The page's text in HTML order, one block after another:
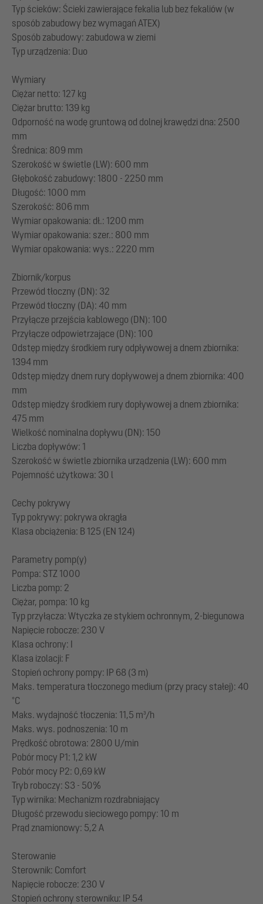
Typ ścieków: Ścieki zawierające fekalia lub bez fekaliów (w
sposób zabudowy bez wymagań ATEX)
Sposób zabudowy: zabudowa w ziemi
Typ urządzenia: Duo
Wymiary
Ciężar netto: 127 kg
Ciężar brutto: 139 kg
Odporność na wodę gruntową od dolnej krawędzi dna: 2500
mm
Średnica: 809 mm
Szerokość w świetle (LW): 600 mm
Głębokość zabudowy: 1800 - 2250 mm
Długość: 1000 mm
Szerokość: 806 mm
Wymiar opakowania: dł.: 1200 mm
Wymiar opakowania: szer.: 800 mm
Wymiar opakowania: wys.: 2220 mm
Zbiornik/korpus
Przewód tłoczny (DN): 32
Przewód tłoczny (DA): 40 mm
Przyłącze przejścia kablowego (DN): 100
Przyłącze odpowietrzające (DN): 100
Odstęp między środkiem rury odpływowej a dnem zbiornika:
1394 mm
Odstęp między dnem rury dopływowej a dnem zbiornika: 400
mm
Odstęp między środkiem rury dopływowej a dnem zbiornika:
475 mm
Wielkość nominalna dopływu (DN): 150
Liczba dopływów: 1
Szerokość w świetle zbiornika urządzenia (LW): 600 mm
Pojemność użytkowa: 30 l
Cechy pokrywy
Typ pokrywy: pokrywa okrągła
Klasa obciążenia: B 125 (EN 124)
Parametry pomp(y)
Pompa: STZ 1000
Liczba pomp: 2
Ciężar, pompa: 10 kg
Typ przyłącza: Wtyczka ze stykiem ochronnym, 2-biegunowa
Napięcie robocze: 230 V
Klasa ochrony: I
Klasa izolacji: F
Stopień ochrony pompy: IP 68 (3 m)
Maks. temperatura tłoczonego medium (przy pracy stałej): 40
°C
Maks. wydajność tłoczenia: 11,5 m³/h
Maks. wys. podnoszenia: 10 m
Prędkość obrotowa: 2800 U/min
Pobór mocy P1: 1,2 kW
Pobór mocy P2: 0,69 kW
Tryb roboczy: S3 - 50%
Typ wirnika: Mechanizm rozdrabniający
Długość przewodu sieciowego pompy: 10 m
Prąd znamionowy: 5,2 A
Sterowanie
Sterownik: Comfort
Napięcie robocze: 230 V
Stopień ochrony sterowniku: IP 54